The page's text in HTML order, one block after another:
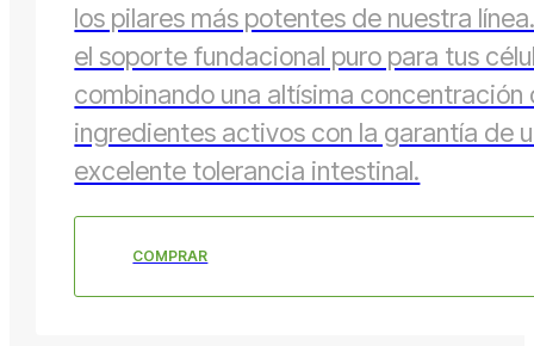
los pilares más potentes de nuestra
el soporte fundacional puro para tus
combinando una altísima concentración
ingredientes activos con la garantía de
excelente tolerancia intestinal.
COMPRAR